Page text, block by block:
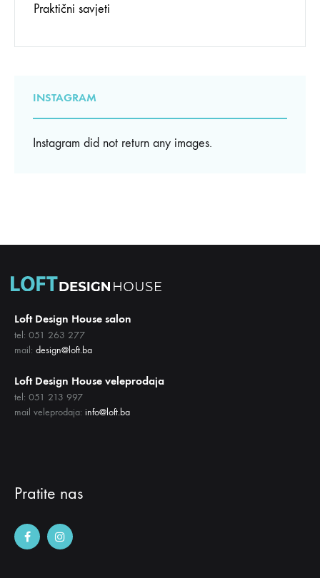
Praktični savjeti
INSTAGRAM
Instagram did not return any images.
Loft Design House salon
tel: 051 263 277
mail: design@loft.ba
Loft Design House veleprodaja
tel: 051 213 997
mail veleprodaja: info@loft.ba
Pratite nas